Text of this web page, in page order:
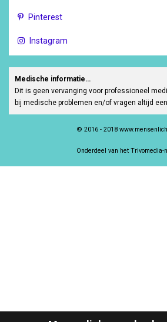
Pinterest
Instagram
Medische informatie…
Dit is geen vervanging voor professioneel
bij medische problemen en/of vragen altijd
© 2016 - 2018
Onderdeel van het Trivomedia-